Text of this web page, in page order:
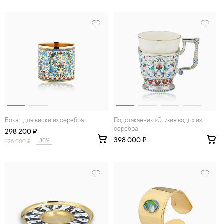
Бокал для виски из серебра
298 200 ₽
426 000₽ 30%
Подстаканник «Стихия воды» из
серебра
398 000 ₽